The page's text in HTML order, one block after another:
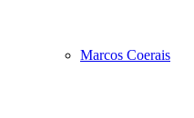
Marcos Coerais